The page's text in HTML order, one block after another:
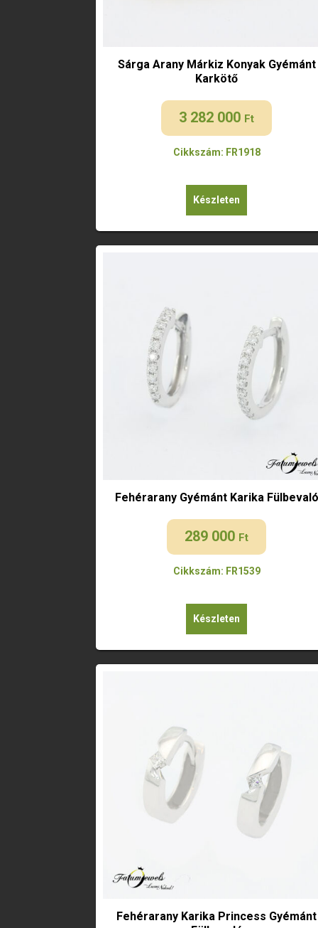
Sárga Arany Márkiz Konyak Gyémánt
Karkötő
3 282 000 Ft
Cikkszám: FR1918
Készleten
Fehérarany Gyémánt Karika Fülbevaló
289 000 Ft
Cikkszám: FR1539
Készleten
Fehérarany Karika Princess Gyémánt